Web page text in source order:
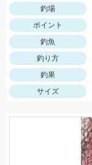
釣場
ポイント
釣魚
釣り方
釣果
サイズ